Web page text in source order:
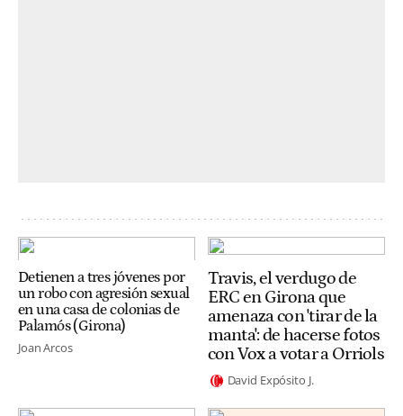
Detienen a tres jóvenes por
un robo con agresión sexual
en una casa de colonias de
Palamós (Girona)
Joan Arcos
Travis, el verdugo de
ERC en Girona que
amenaza con 'tirar de la
manta': de hacerse fotos
con Vox a votar a Orriols
David Expósito J.